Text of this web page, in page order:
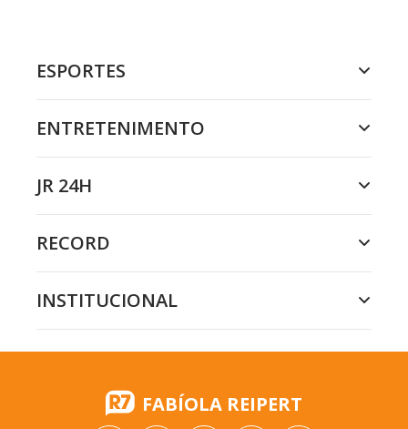
ESPORTES
ENTRETENIMENTO
JR 24H
RECORD
INSTITUCIONAL
FABÍOLA REIPERT